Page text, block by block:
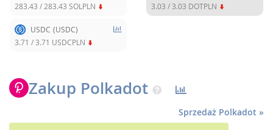
283.43 / 283.43 SOLPLN
3.03 / 3.03 DOTPLN
USDC (USDC)
3.71 / 3.71 USDCPLN
Sprzedaż Polkadot »
Zakup Polkadot